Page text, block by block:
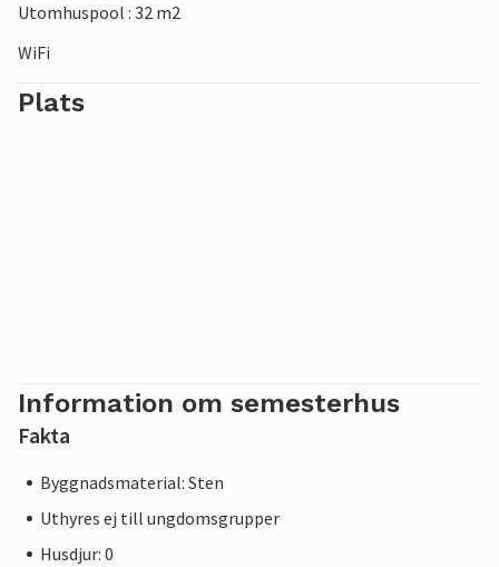
Utomhuspool : 32 m2
WiFi
Plats
Information om semesterhus
Fakta
Byggnadsmaterial: Sten
Uthyres ej till ungdomsgrupper
Husdjur: 0